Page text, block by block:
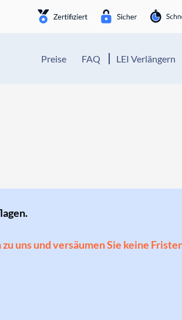
Preise FAQ LEI Verlängern
uns und versäumen Sie keine